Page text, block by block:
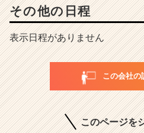
その他の日程
表示日程がありません
この会社の
このページを